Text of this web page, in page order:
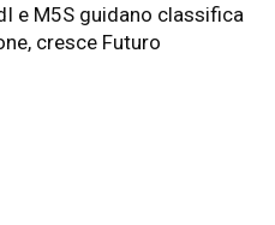
e M5S guidano classifica
cresce Futuro